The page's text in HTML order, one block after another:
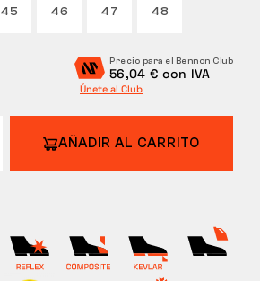
45 46 47 48
Precio para el Bennon Club
56,04 € con IVA
Únete al Club
AÑADIR AL CARRITO